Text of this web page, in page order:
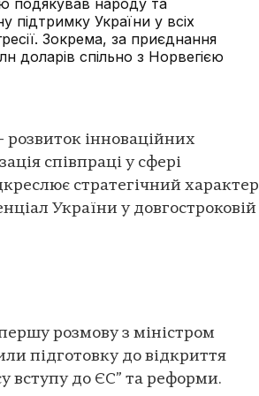
подякував народу та
підтримку України у всіх
Зокрема, за приєднання
доларів спільно з Норвегією
інноваційних
співпраці у сфері
стратегічний характер
України у довгостроковій
розмову з міністром
підготовку до відкриття
вступу до ЄС” та реформи.